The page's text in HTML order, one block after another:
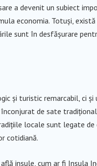
a devenit un subiect
economia. Totuși,
sunt în desfășurare
și turistic remarcabil, ci
de sate
locale sunt legate
cotidiană.
insule, cum ar fi Insula